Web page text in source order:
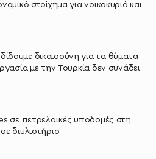
στοίχημα για νοικοκυριά και
δικαιοσύνη για τα θύματα
με την Τουρκία δεν συνάδει
σε πετρελαϊκές υποδομές στη
διυλιστήριο